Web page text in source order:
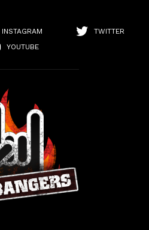
INSTAGRAM
TWITTER
YOUTUBE